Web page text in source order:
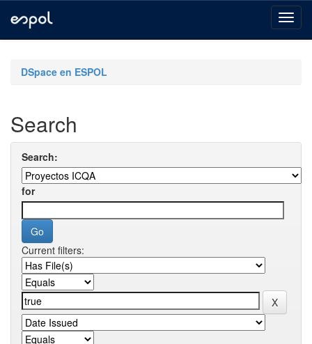
navigationDSpace en ESPOL
Search
Search:
for
Current filters: